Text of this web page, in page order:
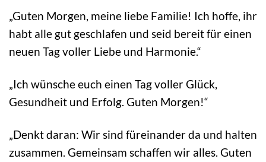
„Guten Morgen, meine liebe Familie! Ich hoffe, ihr
habt alle gut geschlafen und seid bereit für einen
neuen Tag voller Liebe und Harmonie.“
„Ich wünsche euch einen Tag voller Glück,
Gesundheit und Erfolg. Guten Morgen!“
„Denkt daran: Wir sind füreinander da und halten
zusammen. Gemeinsam schaffen wir alles. Guten